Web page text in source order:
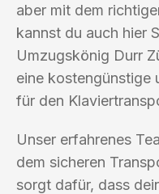
aber mit dem
kannst du auch hier
Umzugskönig Durr
eine kostengünstige
für den
Unser erfahrenes
dem sicheren
sorgt dafür, dass